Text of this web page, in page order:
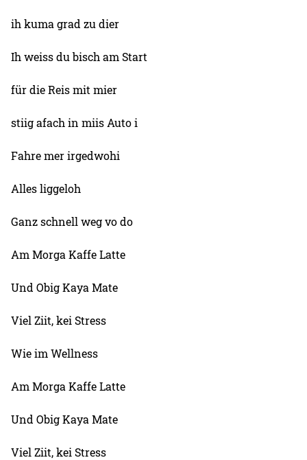
ih kuma grad zu dier
Ih weiss du bisch am Start
für die Reis mit mier
stiig afach in miis Auto i
Fahre mer irgedwohi
Alles liggeloh
Ganz schnell weg vo do
Am Morga Kaffe Latte
Und Obig Kaya Mate
Viel Ziit, kei Stress
Wie im Wellness
Am Morga Kaffe Latte
Und Obig Kaya Mate
Viel Ziit, kei Stress